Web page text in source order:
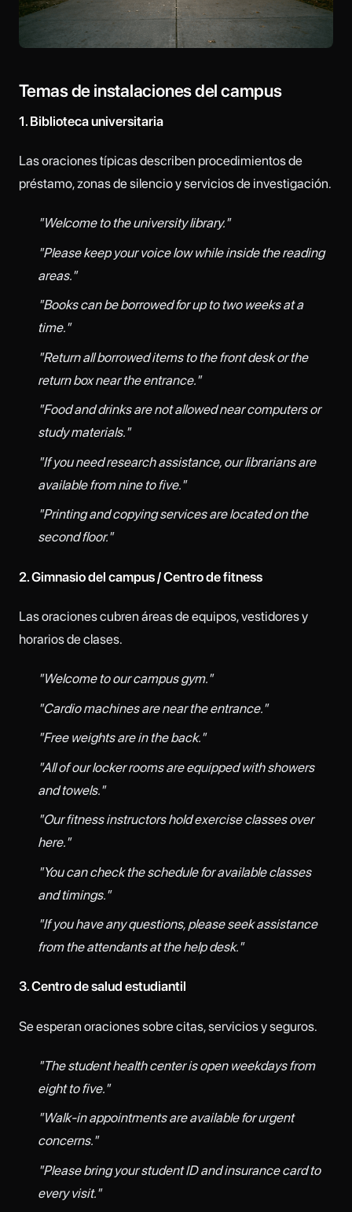
Temas de instalaciones del campus
1. Biblioteca universitaria
Las oraciones típicas describen procedimientos de
préstamo, zonas de silencio y servicios de investigación.
"Welcome to the university library."
"Please keep your voice low while inside the reading
areas."
"Books can be borrowed for up to two weeks at a
time."
"Return all borrowed items to the front desk or the
return box near the entrance."
"Food and drinks are not allowed near computers or
study materials."
"If you need research assistance, our librarians are
available from nine to five."
"Printing and copying services are located on the
second floor."
2. Gimnasio del campus / Centro de fitness
Las oraciones cubren áreas de equipos, vestidores y
horarios de clases.
"Welcome to our campus gym."
"Cardio machines are near the entrance."
"Free weights are in the back."
"All of our locker rooms are equipped with showers
and towels."
"Our fitness instructors hold exercise classes over
here."
"You can check the schedule for available classes
and timings."
"If you have any questions, please seek assistance
from the attendants at the help desk."
3. Centro de salud estudiantil
Se esperan oraciones sobre citas, servicios y seguros.
"The student health center is open weekdays from
eight to five."
"Walk-in appointments are available for urgent
concerns."
"Please bring your student ID and insurance card to
every visit."